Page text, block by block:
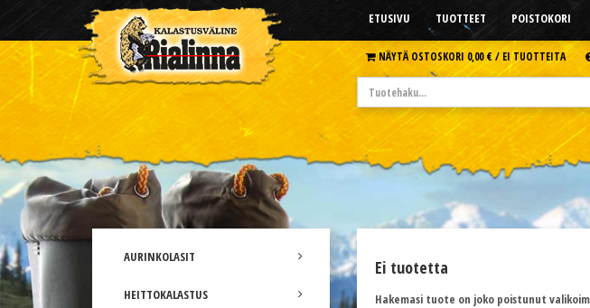
ETUSIVU TUOTTEET POISTOKORI
NÄYTÄ OSTOSKORI 0,00 € /EI TUOTTEITA
AURINKOLASIT
HEITTOKALASTUS
Ei tuotetta
Hakemasi tuote on joko poistunut